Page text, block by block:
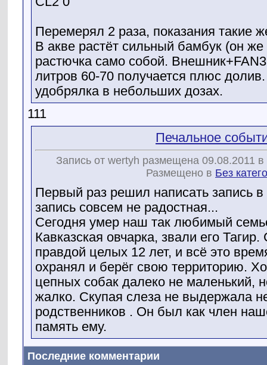
Перемерял 2 раза, показания такие
В акве растёт сильный бамбук (он
растючка само собой.
литров 60-70 получается плюс
удобрялка в небольших дозах.
111
Печальное
Запись от wertyh размещена 09.08.2011 в
Размещено в Без
Первый раз решил написать запись в
запись совсем не радостная...
Сегодня умер наш так любимый
Кавказская овчарка, звали его
правдой целых 12 лет, и всё это
охранял и берёг свою территорию.
цепных собак далеко не маленький,
жалко. Скупая слеза не выдержала
родственников . Он был как член
память ему.
Последние комментарии